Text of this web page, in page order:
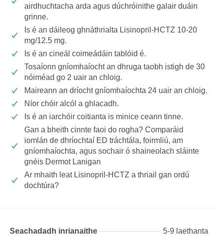
airdhuchtacha arda agus dúchróinithe galair duáin
grinne.
Is é an dáileog ghnáthrialta Lisinopril-HCTZ 10-20
mg/12.5 mg.
Is é an cineál coimeádáin tablóid é.
Tosaíonn gníomhaíocht an dhruga taobh istigh de 30
nóiméad go 2 uair an chloig.
Maireann an dríocht gníomhaíochta 24 uair an chloig.
Níor chóir alcól a ghlacadh.
Is é an iarchóir coitianta is minice ceann tinne.
Gan a bheith cinnte faoi do rogha? Comparáid
iomlán de dhríochtaí ED tráchtála, foirmliú, am
gníomhaíochta, agus sochair ó shaineolach sláinte
gnéis Dermot Lanigan
Ar mhaith leat Lisinopril-HCTZ a thriail gan ordú
dochtúra?
Seachadadh inrianaithe 5-9 laethanta